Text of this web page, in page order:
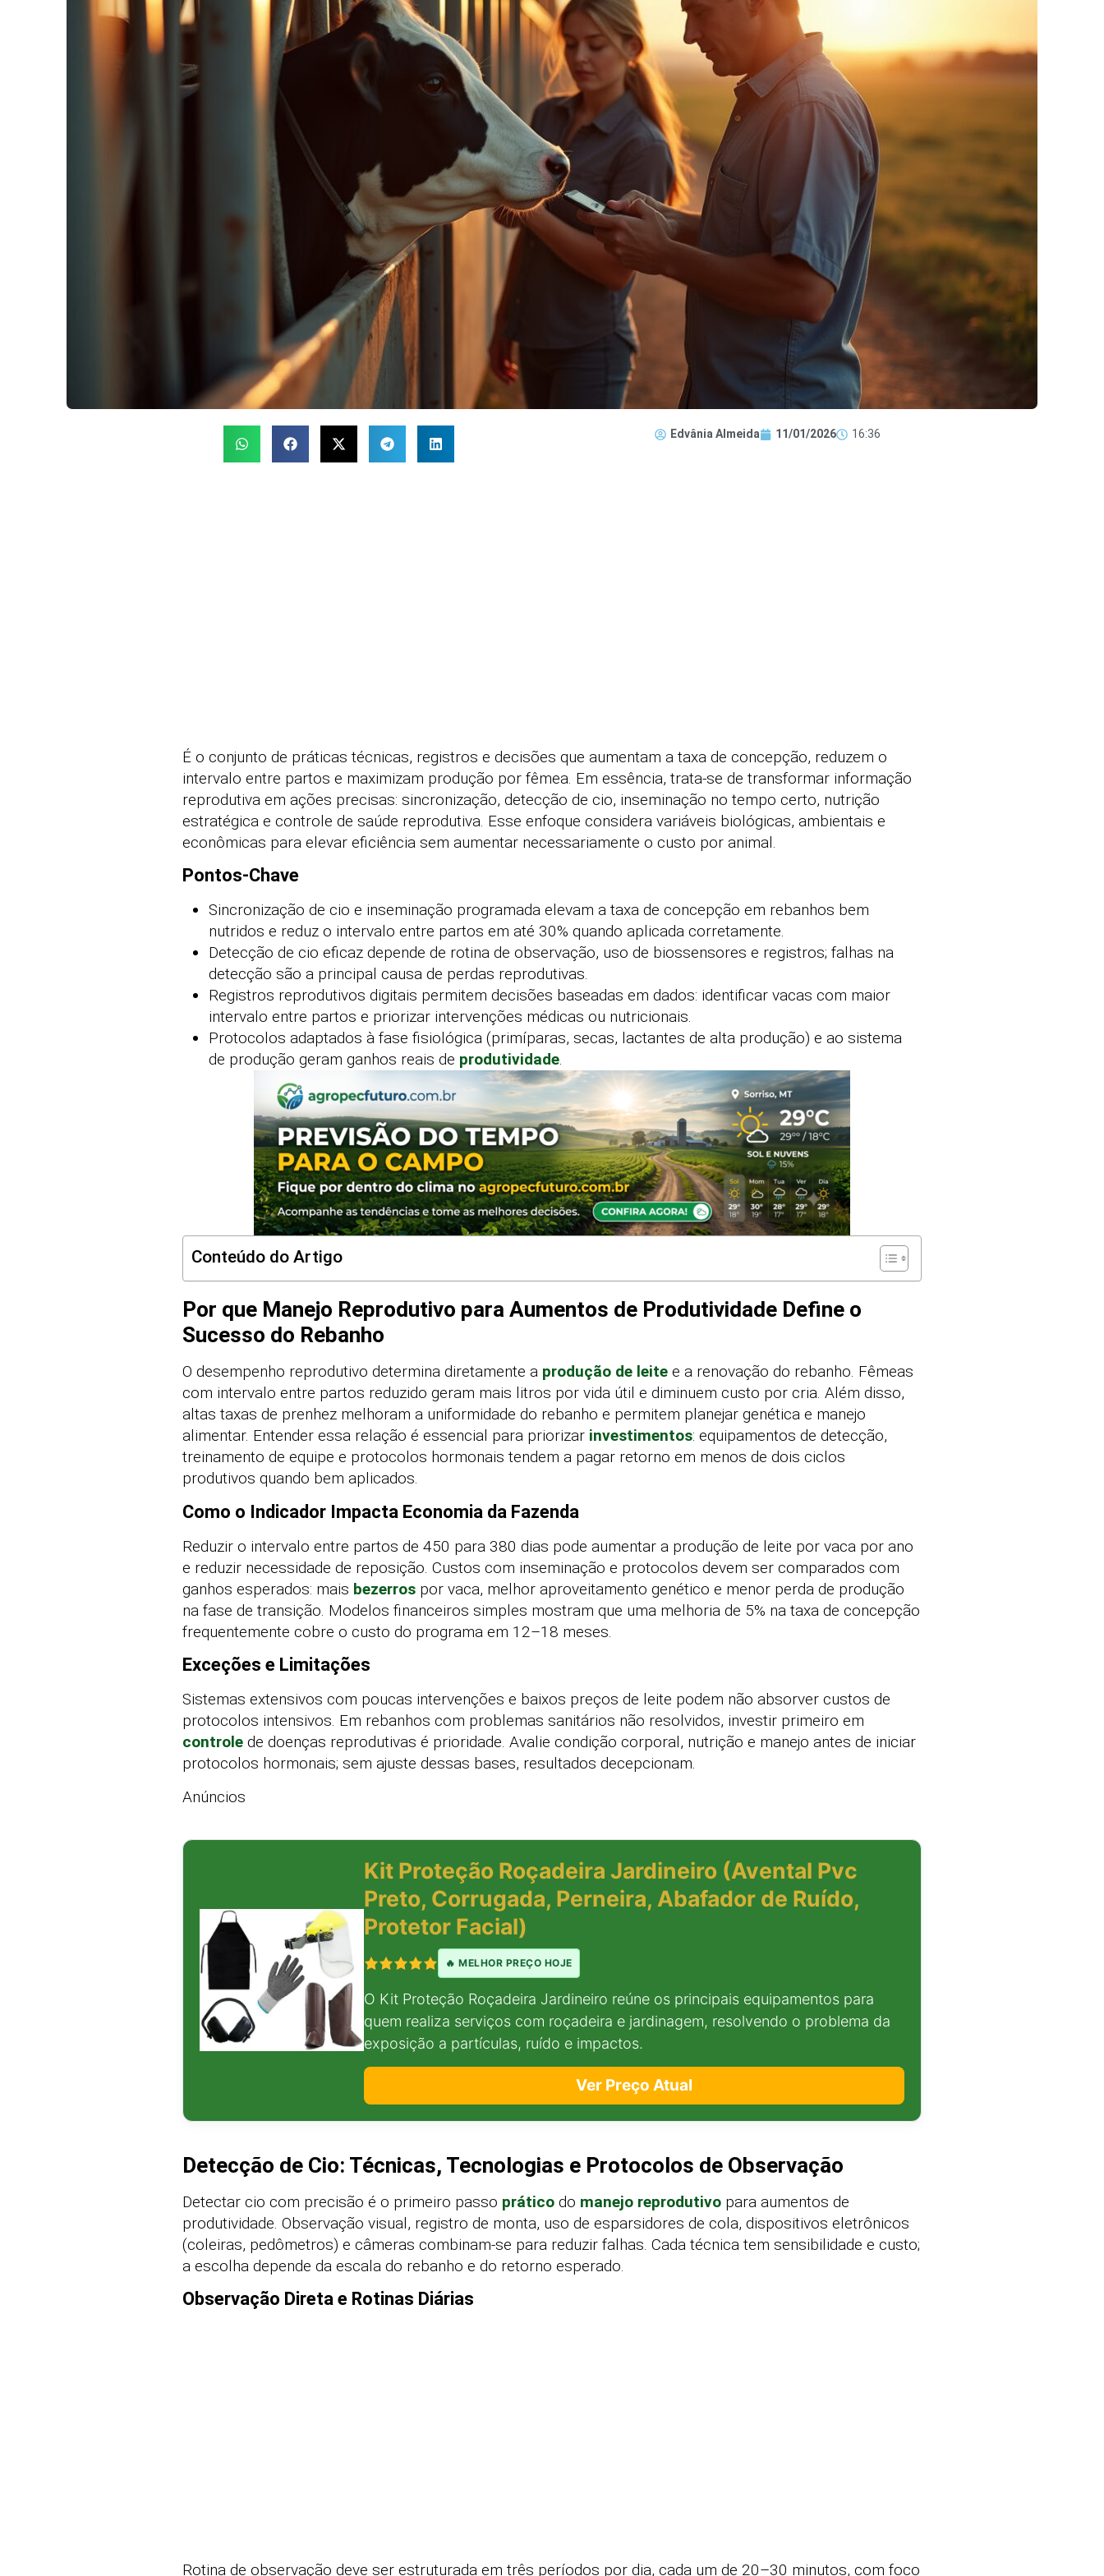
Edvânia Almeida 11/01/2026 16:36
É o conjunto de práticas técnicas, registros e decisões que aumentam a taxa de concepção, reduzem o
intervalo entre partos e maximizam produção por fêmea. Em essência, trata-se de transformar informação
reprodutiva em ações precisas: sincronização, detecção de cio, inseminação no tempo certo, nutrição
estratégica e controle de saúde reprodutiva. Esse enfoque considera variáveis biológicas, ambientais e
econômicas para elevar eficiência sem aumentar necessariamente o custo por animal.
Pontos-Chave
Sincronização de cio e inseminação programada elevam a taxa de concepção em rebanhos bem
nutridos e reduz o intervalo entre partos em até 30% quando aplicada corretamente.
Detecção de cio eficaz depende de rotina de observação, uso de biossensores e registros; falhas na
detecção são a principal causa de perdas reprodutivas.
Registros reprodutivos digitais permitem decisões baseadas em dados: identificar vacas com maior
intervalo entre partos e priorizar intervenções médicas ou nutricionais.
Protocolos adaptados à fase fisiológica (primíparas, secas, lactantes de alta produção) e ao sistema
de produção geram ganhos reais de produtividade.
Conteúdo do Artigo
Por que Manejo Reprodutivo para Aumentos de Produtividade Define o
Sucesso do Rebanho
O desempenho reprodutivo determina diretamente a produção de leite e a renovação do rebanho. Fêmeas
com intervalo entre partos reduzido geram mais litros por vida útil e diminuem custo por cria. Além disso,
altas taxas de prenhez melhoram a uniformidade do rebanho e permitem planejar genética e manejo
alimentar. Entender essa relação é essencial para priorizar investimentos: equipamentos de detecção,
treinamento de equipe e protocolos hormonais tendem a pagar retorno em menos de dois ciclos
produtivos quando bem aplicados.
Como o Indicador Impacta Economia da Fazenda
Reduzir o intervalo entre partos de 450 para 380 dias pode aumentar a produção de leite por vaca por ano
e reduzir necessidade de reposição. Custos com inseminação e protocolos devem ser comparados com
ganhos esperados: mais bezerros por vaca, melhor aproveitamento genético e menor perda de produção
na fase de transição. Modelos financeiros simples mostram que uma melhoria de 5% na taxa de concepção
frequentemente cobre o custo do programa em 12–18 meses.
Exceções e Limitações
Sistemas extensivos com poucas intervenções e baixos preços de leite podem não absorver custos de
protocolos intensivos. Em rebanhos com problemas sanitários não resolvidos, investir primeiro em
controle de doenças reprodutivas é prioridade. Avalie condição corporal, nutrição e manejo antes de iniciar
protocolos hormonais; sem ajuste dessas bases, resultados decepcionam.
Anúncios
Kit Proteção Roçadeira Jardineiro (Avental Pvc
Preto, Corrugada, Perneira, Abafador de Ruído,
Protetor Facial)
🔥 MELHOR PREÇO HOJE
O Kit Proteção Roçadeira Jardineiro reúne os principais equipamentos para
quem realiza serviços com roçadeira e jardinagem, resolvendo o problema da
exposição a partículas, ruído e impactos.
Ver Preço Atual
Detecção de Cio: Técnicas, Tecnologias e Protocolos de Observação
Detectar cio com precisão é o primeiro passo prático do manejo reprodutivo para aumentos de
produtividade. Observação visual, registro de monta, uso de esparsidores de cola, dispositivos eletrônicos
(coleiras, pedômetros) e câmeras combinam-se para reduzir falhas. Cada técnica tem sensibilidade e custo;
a escolha depende da escala do rebanho e do retorno esperado.
Observação Direta e Rotinas Diárias
Rotina de observação deve ser estruturada em três períodos por dia, cada um de 20–30 minutos, com foco